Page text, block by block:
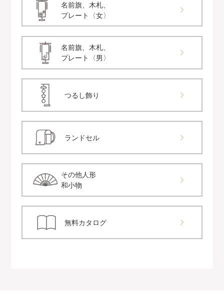
名前旗、木札、
プレート〈女〉
名前旗、木札、
プレート〈男〉
つるし飾り
ランドセル
その他人形
和小物
無料カタログ